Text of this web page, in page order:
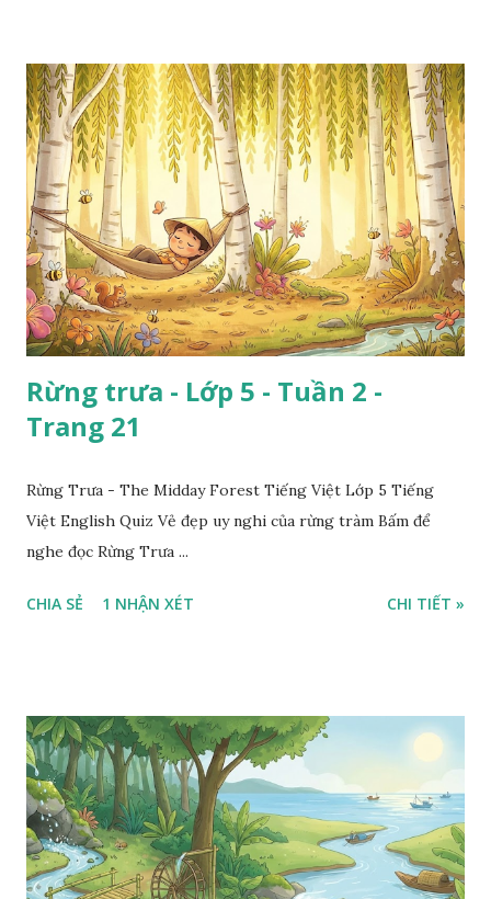
Rừng trưa - Lớp 5 - Tuần 2 -
Trang 21
Rừng Trưa - The Midday Forest Tiếng Việt Lớp 5 Tiếng
Việt English Quiz Vẻ đẹp uy nghi của rừng tràm Bấm để
nghe đọc Rừng Trưa ...
CHIA SẺ 1 NHẬN XÉT CHI TIẾT »